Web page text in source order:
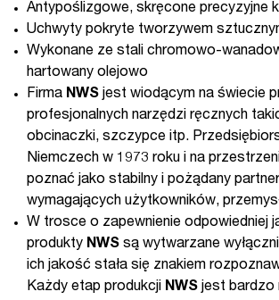
Antypoślizgowe, skręcone precyzyjne
Uchwyty pokryte tworzywem
Wykonane ze stali chromowo-
hartowany olejowo
Firma NWS jest wiodącym na świecie
profesjonalnych narzędzi ręcznych
obcinaczki, szczypce itp.
Niemczech w 1973 roku i na
poznać jako stabilny i pożądany
wymagających użytkowników,
W trosce o zapewnienie odpowiedniej
produkty NWS są wytwarzane
ich jakość stała się znakiem
Każdy etap produkcji NWS jest bardzo